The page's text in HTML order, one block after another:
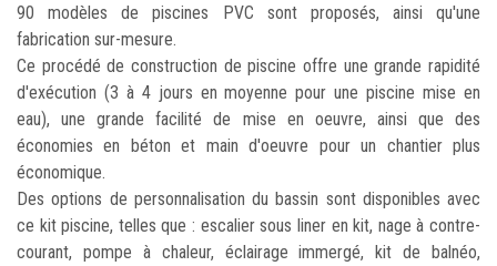
90 modèles de piscines PVC sont proposés, ainsi qu'une
fabrication sur-mesure.
Ce procédé de construction de piscine offre une grande rapidité
d'exécution (3 à 4 jours en moyenne pour une piscine mise en
eau), une grande facilité de mise en oeuvre, ainsi que des
économies en béton et main d'oeuvre pour un chantier plus
économique.
Des options de personnalisation du bassin sont disponibles avec
ce kit piscine, telles que : escalier sous liner en kit, nage à contre-
courant, pompe à chaleur, éclairage immergé, kit de balnéo,